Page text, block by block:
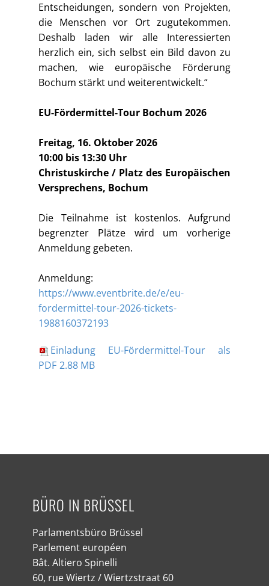
Entscheidungen, sondern von Projekten,
die Menschen vor Ort zugutekommen.
Deshalb laden wir alle Interessierten
herzlich ein, sich selbst ein Bild davon zu
machen, wie europäische Förderung
Bochum stärkt und weiterentwickelt.“
EU-Fördermittel-Tour Bochum 2026
Freitag, 16. Oktober 2026
10:00 bis 13:30 Uhr
Christuskirche / Platz des Europäischen
Versprechens, Bochum
Die Teilnahme ist kostenlos. Aufgrund
begrenzter Plätze wird um vorherige
Anmeldung gebeten.
Anmeldung:
https://www.eventbrite.de/e/eu-
fordermittel-tour-2026-tickets-
1988160372193
Einladung EU-Fördermittel-Tour als
PDF 2.88 MB
BÜRO IN BRÜSSEL
Parlamentsbüro Brüssel
Parlement européen
Bât. Altiero Spinelli
60, rue Wiertz / Wiertzstraat 60